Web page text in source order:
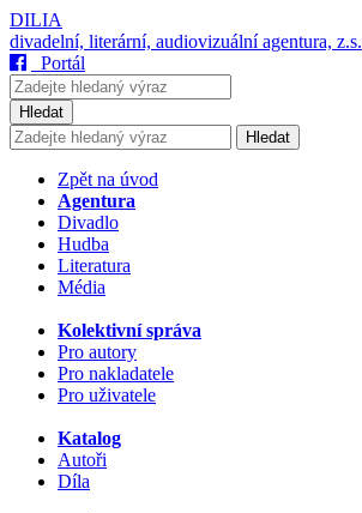
DILIA
divadelní, literární, audiovizuální agentura, z.s.
Portál
Hledat
Hledat
Zpět na úvod
Agentura
Divadlo
Hudba
Literatura
Média
Kolektivní správa
Pro autory
Pro nakladatele
Pro uživatele
Katalog
Autoři
Díla